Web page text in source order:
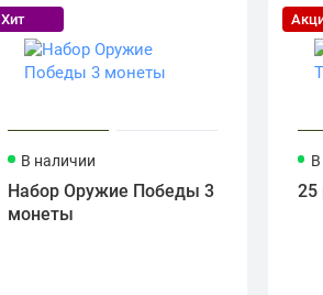
Хит
В наличии
Набор Оружие Победы 3
монеты
25